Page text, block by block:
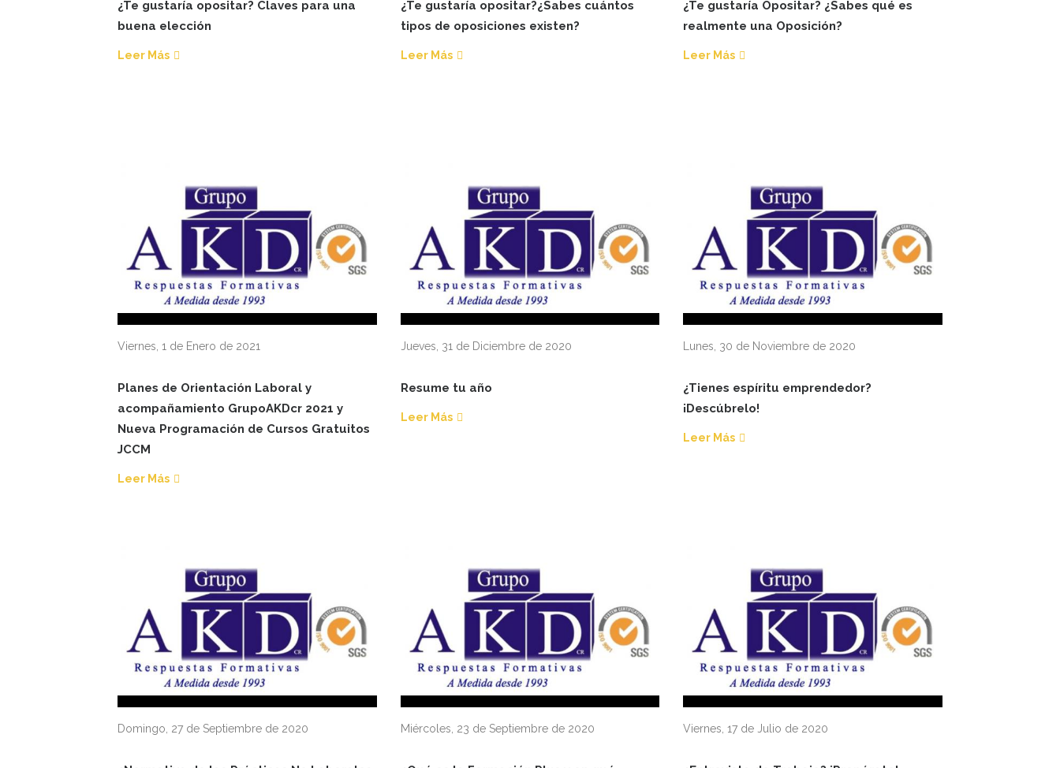
¿Te gustaría opositar? Claves para una
buena elección
Leer Más
¿Te gustaría opositar?¿Sabes cuántos
tipos de oposiciones existen?
Leer Más
¿Te gustaría Opositar? ¿Sabes qué es
realmente una Oposición?
Leer Más
Viernes, 1 de Enero de 2021
Planes de Orientación Laboral y
acompañamiento GrupoAKDcr 2021 y
Nueva Programación de Cursos Gratuitos
JCCM
Leer Más
Jueves, 31 de Diciembre de 2020
Resume tu año
Leer Más
Lunes, 30 de Noviembre de 2020
¿Tienes espíritu emprendedor?
¡Descúbrelo!
Leer Más
Domingo, 27 de Septiembre de 2020 Miércoles, 23 de Septiembre de 2020 Viernes, 17 de Julio de 2020